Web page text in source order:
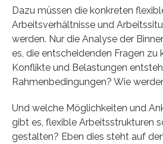
Dazu müssen die konkreten
Arbeitsverhältnisse und
werden. Nur die Analyse der
es, die entscheidenden Fragen zu
Konflikte und Belastungen
Rahmenbedingungen? Wie
Und welche Möglichkeiten und
gibt es, flexible Arbeitsstrukturen
gestalten? Eben dies steht auf